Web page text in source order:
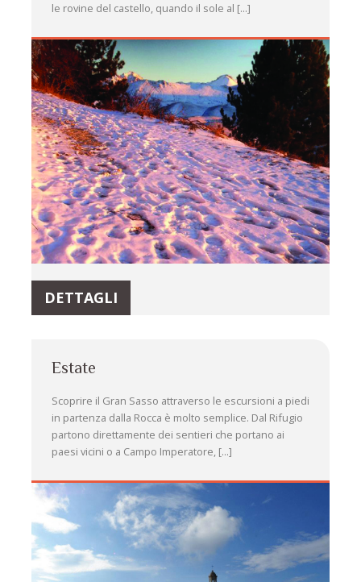
le rovine del castello, quando il sole al [...]
DETTAGLI
Estate
Scoprire il Gran Sasso attraverso le escursioni a piedi
in partenza dalla Rocca è molto semplice. Dal Rifugio
partono direttamente dei sentieri che portano ai
paesi vicini o a Campo Imperatore, [...]